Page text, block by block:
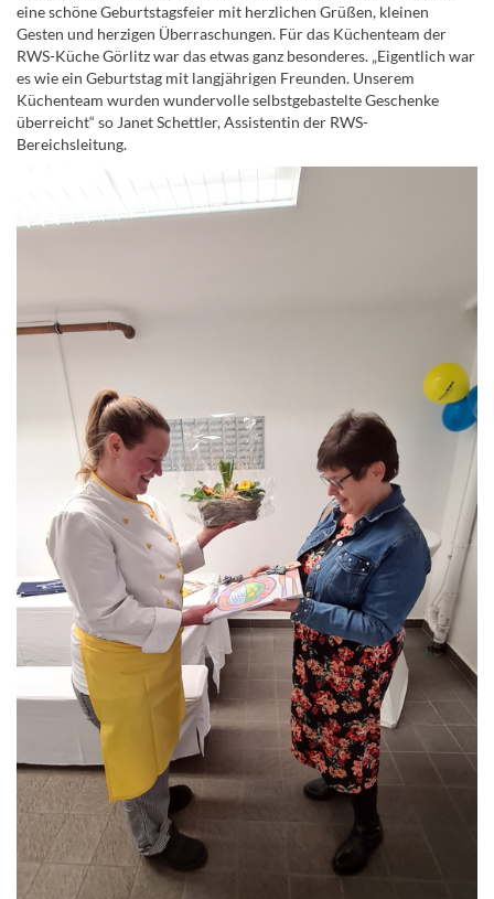
eine schöne Geburtstagsfeier mit herzlichen Grüßen, kleinen
Gesten und herzigen Überraschungen. Für das Küchenteam der
RWS-Küche Görlitz war das etwas ganz besonderes. „Eigentlich war
es wie ein Geburtstag mit langjährigen Freunden. Unserem
Küchenteam wurden wundervolle selbstgebastelte Geschenke
überreicht“ so Janet Schettler, Assistentin der RWS-
Bereichsleitung.